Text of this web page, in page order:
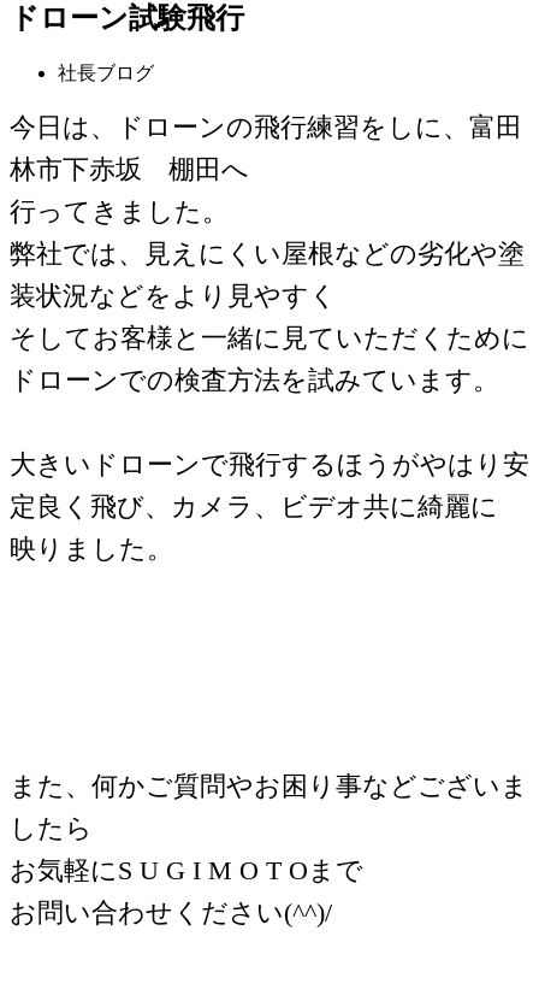
ドローン試験飛行
社長ブログ
今日は、ドローンの飛行練習をしに、富田
林市下赤坂 棚田へ
行ってきました。
弊社では、見えにくい屋根などの劣化や塗
装状況などをより見やすく
そしてお客様と一緒に見ていただくために
ドローンでの検査方法を試みています。
大きいドローンで飛行するほうがやはり安
定良く飛び、カメラ、ビデオ共に綺麗に
映りました。
また、何かご質問やお困り事などございま
したら
お気軽にS U G I M O T Oまで
お問い合わせください(^^)/